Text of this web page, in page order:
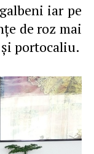
iar pe
de roz mai
portocaliu.